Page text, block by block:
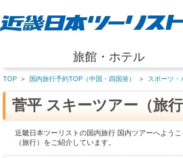
旅館・ホテル
TOP ＞ 国内旅行予約TOP（中国・四国発） ＞ スポーツ
菅平 スキーツアー（旅
近畿日本ツーリストの国内旅行 国内ツアーへよう
（旅行）をご紹介しています。